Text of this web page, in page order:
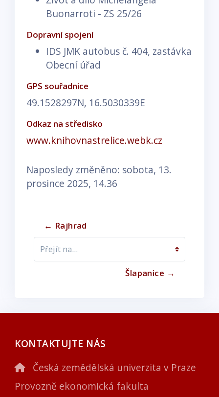
Buonarroti - ZS 25/26
Dopravní spojení
IDS JMK autobus č. 404, zastávka
Obecní úřad
GPS souřadnice
49.1528297N, 16.5030339E
Odkaz na středisko
www.knihovnastrelice.webk.cz
Naposledy změněno: sobota, 13.
prosince 2025, 14.36
← Rajhrad
Přejít na...
Šlapanice →
KONTAKTUJTE NÁS
Česká zemědělská univerzita v Praze
Provozně ekonomická fakulta